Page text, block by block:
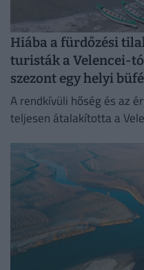
Hiába a fürdőzési
turisták a Velencei-
szezont egy helyi
A rendkívüli hőség és az
teljesen átalakította a